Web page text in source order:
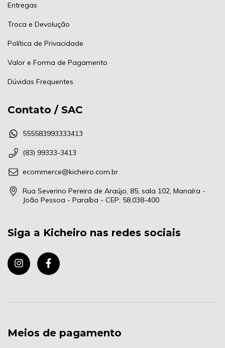
Entregas
Troca e Devolução
Política de Privacidade
Valor e Forma de Pagamento
Dúvidas Frequentes
Contato / SAC
555583993333413
(83) 99333-3413
ecommerce@kicheiro.com.br
Rua Severino Pereira de Araújo, 85, sala 102, Manaíra -
João Pessoa - Paraíba - CEP: 58.038-400
Siga a Kicheiro nas redes sociais
Meios de pagamento